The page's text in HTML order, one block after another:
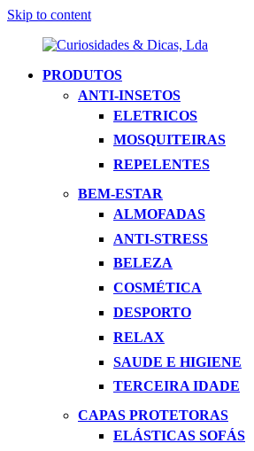
Skip to content
Curiosidades
Apaixonados
PRODUTOS
ANTI-INSETOS
ELETRICOS
MOSQUITEIRAS
REPELENTES
BEM-ESTAR
ALMOFADAS
ANTI-STRESS
BELEZA
COSMÉTICA
DESPORTO
RELAX
SAUDE E HIGIENE
TERCEIRA IDADE
CAPAS PROTETORAS
ELÁSTICAS SOFÁS